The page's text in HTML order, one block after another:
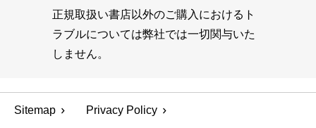
正規取扱い書店以外のご購入におけるト
ラブルについては弊社では一切関与いた
しません。
Sitemap Privacy Policy